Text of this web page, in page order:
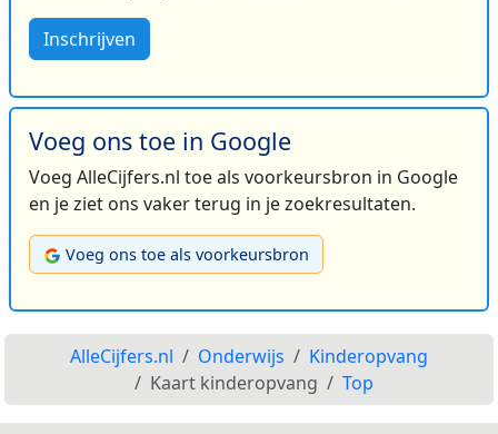
Inschrijven
Voeg ons toe in Google
Voeg AlleCijfers.nl toe als voorkeursbron in Google
en je ziet ons vaker terug in je zoekresultaten.
Voeg ons toe als voorkeursbron
AlleCijfers.nl Onderwijs
Kinderopvang
Kaart kinderopvang
Top